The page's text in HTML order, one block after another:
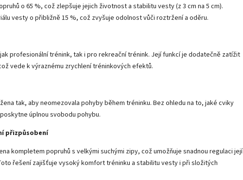
o 65 %, což zlepšuje jejich životnost a stabilitu vesty (z 3 cm na 5 cm).
vesty o přibližně 15 %, což zvyšuje odolnost vůči roztržení a oděru.
profesionální trénink, tak i pro rekreační trénink. Její funkcí je dodatečně zatížit
vede k výraznému zrychlení tréninkových efektů.
tak, aby neomezovala pohyby během tréninku. Bez ohledu na to, jaké cviky
úplnou svobodu pohybu.
přizpůsobení
kompletem popruhů s velkými suchými zipy, což umožňuje snadnou regulaci její
řešení zajišťuje vysoký komfort tréninku a stabilitu vesty i při složitých